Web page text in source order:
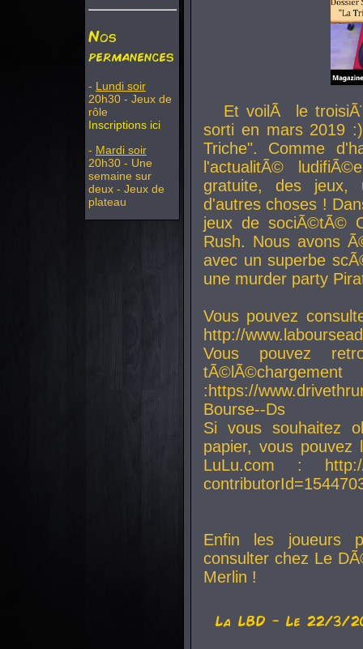
Nos
permanences
- Lundi soir
20h30 - Jeux de
rôle
Inscriptions ici
- Mardi soir
20h30 - Une
semaine sur
deux - Jeux de
plateau
Et voilÃ le
sorti en mars 2019
Triche". Comme
l'actualitÃ©
gratuite, des jeux,
d'autres choses !
jeux de sociÃ©tÃ©
Rush. Nous avons
avec un superbe
une murder party
Vous pouvez
http://
Vous pouvez
:https://
Bourse--Ds
Si vous souhaitez
papier, vous
LuLu.com : http://
Enfin les joueurs
consulter chez Le
Merlin !
La LBD - Le 22/3/